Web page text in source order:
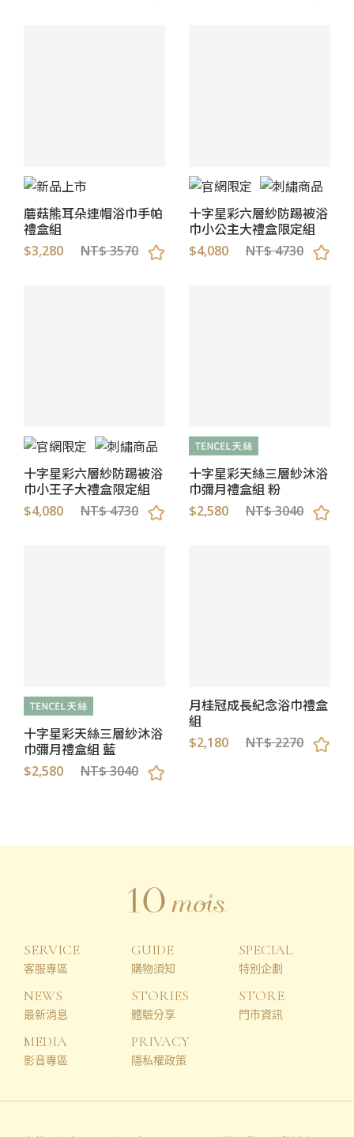
蘑菇熊耳朵連帽浴巾手帕
禮盒組
$3,280 NT$ 3570
十字星彩六層紗防踢被浴
巾小公主大禮盒限定組
$4,080 NT$ 4730
十字星彩六層紗防踢被浴
巾小王子大禮盒限定組
$4,080 NT$ 4730
十字星彩天絲三層紗沐浴
巾彌月禮盒組 粉
$2,580 NT$ 3040
十字星彩天絲三層紗沐浴
巾彌月禮盒組 藍
$2,580 NT$ 3040
月桂冠成長紀念浴巾禮盒
組
$2,180 NT$ 2270
SERVICE
客服專區
GUIDE
購物須知
SPECIAL
特別企劃
NEWS
最新消息
STORIES
體驗分享
STORE
門市資訊
MEDIA
影音專區
PRIVACY
隱私權政策